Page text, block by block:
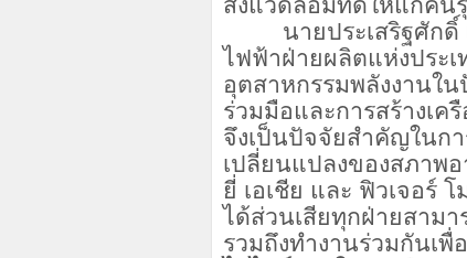
สิ่งแวดล้อมที่ดีให้แก่คน
นายประเสริฐศักดิ์ เ
ไฟฟ้าฝ่ายผลิตแห่งประเ
อุตสาหกรรมพลังงานใ
ร่วมมือและการสร้างเ
จึงเป็นปัจจัยสำคัญในก
เปลี่ยนแปลงของสภาพอ
ยี่ เอเชีย และ ฟิวเจอร์
ได้ส่วนเสียทุกฝ่ายสาม
รวมถึงทำงานร่วมกันเพื่